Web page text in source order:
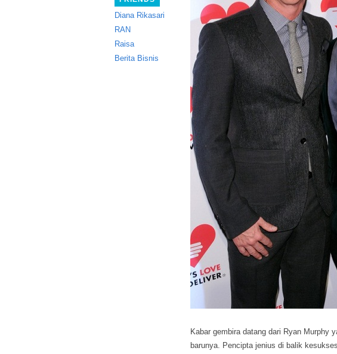
Diana Rikasari
RAN
Raisa
Berita Bisnis
Kabar gembira datang dari Ryan Murphy
barunya. Pencipta jenius di balik